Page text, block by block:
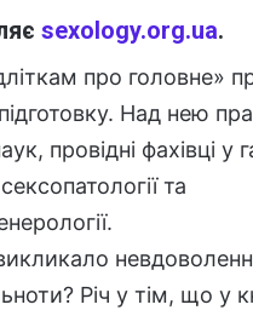
sexology.org.ua.
про головне»
Над нею
провідні фахівці у
сексопатології та
Річ у тім, що у